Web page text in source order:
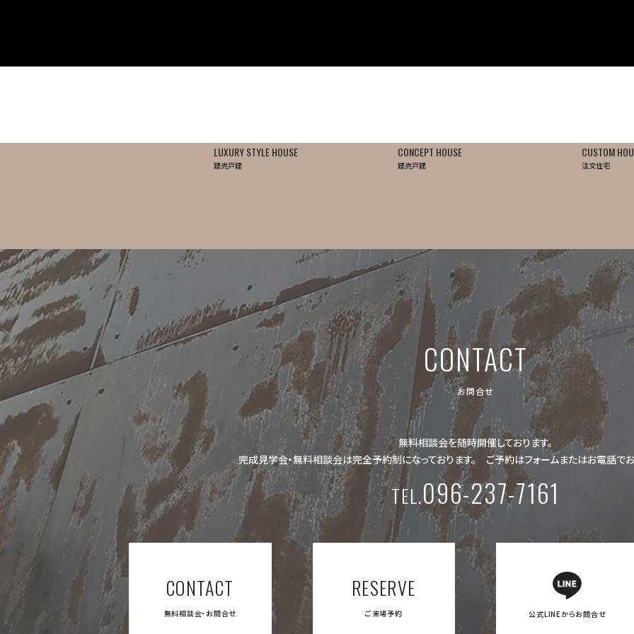
建売戸建
LUXURY STYLE HOUSE
建売戸建
CONCEPT HOUSE
注文住宅
CUSTOM
お問合せ
CONTACT
無料相談会を随時開催しております。
完成見学会・無料相談会は完全予約制になっております。
ご予約はフォームまたはお電話で
TEL.096-237-7161
無料相談会・お問合せ
CONTACT
ご来場予約
RESERVE
公式LINEからお問合せ